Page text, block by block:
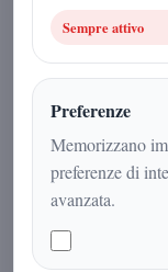
Sempre attivo
Preferenze
Memorizzano
preferenze di
avanzata.